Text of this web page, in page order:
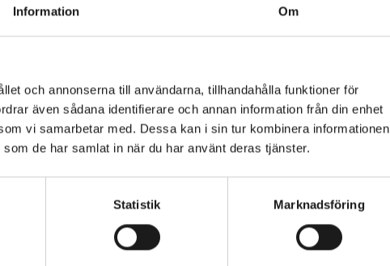
Information Om
och annonserna till användarna, tillhandahålla funktioner för
även sådana identifierare och annan information från din enhet
vi samarbetar med. Dessa kan i sin tur kombinera informationen
de har samlat in när du har använt deras tjänster.
Statistik Marknadsföring
tillverkad av återvunnet termiskt fleece-
som ger isolering och effektiv
som gör det enkelt att reglera
med öppning upptill och en ficka med
värdesaker.